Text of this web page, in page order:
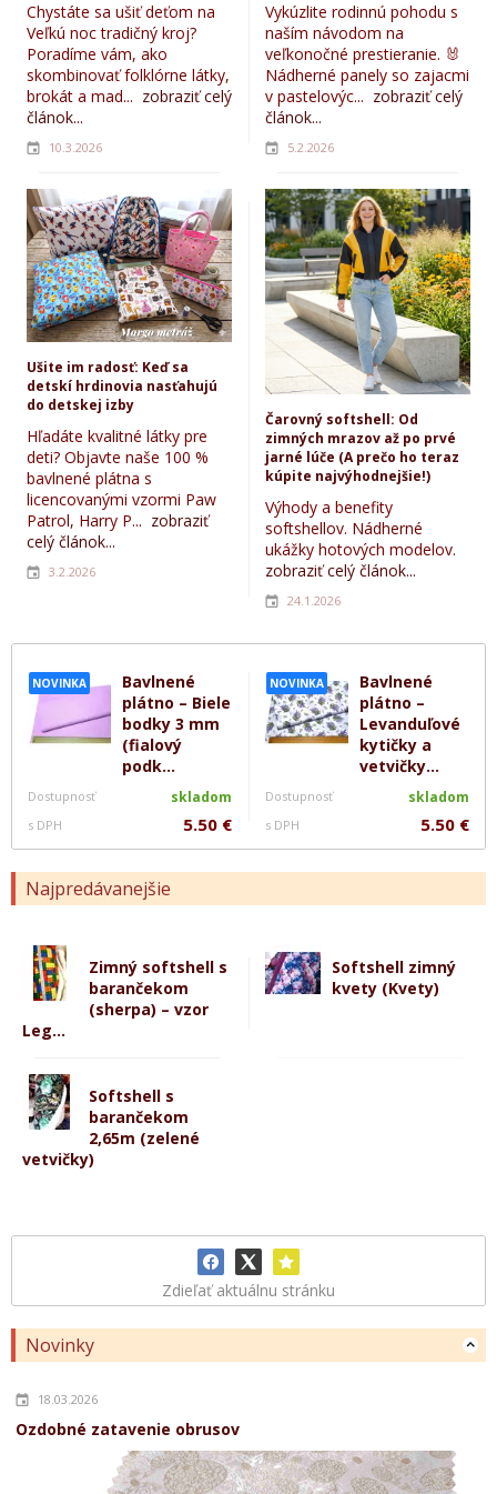
NOVINKA
Bavlnené
plátno – Biele
bodky 3 mm
(fialový
podk...
Dostupnosť skladom
s DPH 5.50 €
NOVINKA
Bavlnené
plátno –
Levanduľové
kytičky a
vetvičky...
Dostupnosť skladom
s DPH 5.50 €
Najpredávanejšie
Zimný softshell s
barančekom
(sherpa) – vzor
Leg...
Softshell zimný
kvety (Kvety)
Softshell s
barančekom
2,65m (zelené
vetvičky)
Zdieľať aktuálnu stránku
Novinky
18.03.2026
Ozdobné zatavenie obrusov
Chystáte sa ušiť deťom na
Veľkú noc tradičný kroj?
Poradíme vám, ako
skombinovať folklórne látky,
brokát a mad... zobraziť celý
článok...
10.3.2026
Vykúzlite rodinnú pohodu s
naším návodom na
veľkonočné prestieranie. 🐰
Nádherné panely so zajacmi
v pastelovýc... zobraziť celý
článok...
5.2.2026
Ušite im radosť: Keď sa
detskí hrdinovia nasťahujú
do detskej izby
Hľadáte kvalitné látky pre
deti? Objavte naše 100 %
bavlnené plátna s
licencovanými vzormi Paw
Patrol, Harry P... zobraziť
celý článok...
3.2.2026
Čarovný softshell: Od
zimných mrazov až po prvé
jarné lúče (A prečo ho teraz
kúpite najvýhodnejšie!)
Výhody a benefity
softshellov. Nádherné
ukážky hotových modelov.
zobraziť celý článok...
24.1.2026